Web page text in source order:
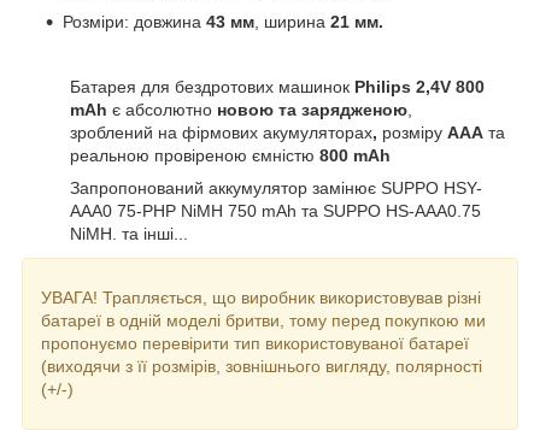
Розміри: довжина 43 мм , ширина 21 мм.
Батарея для бездротових машинок Philips 2,4V 800
mAh є абсолютно новою та зарядженою
зроблений на фірмових акумуляторах, розміру AAA та
реальною провіреною ємністю 800 mAh
Запропонований аккумулятор замінює SUPPO HSY-
AAA0 75-PHP NiMH 750 mAh та SUPPO HS-AAA0.75
NiMH. та інші...
УВАГА! Трапляється, що виробник використовував різні
батареї в одній моделі бритви, тому перед покупкою ми
пропонуємо перевірити тип використовуваної батареї
(виходячи з її розмірів, зовнішнього вигляду, полярності
(+/-)